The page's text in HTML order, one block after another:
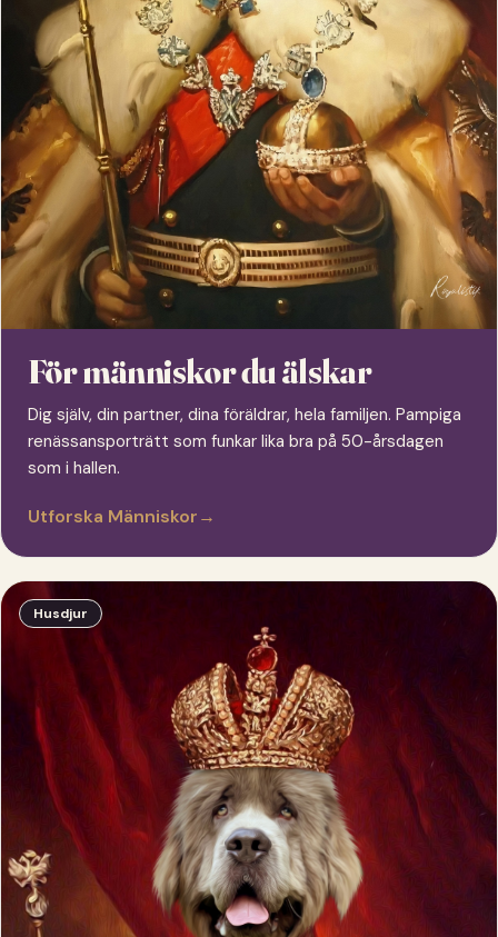
För människor du älskar
Dig själv, din partner, dina föräldrar, hela familjen. Pampiga
renässansporträtt som funkar lika bra på 50-årsdagen
som i hallen.
Utforska Människor→
Husdjur